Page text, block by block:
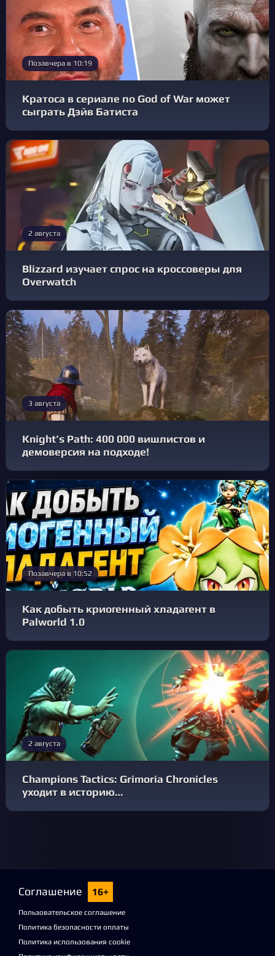
Позавчера в 10:19
Кратоса в сериале по God of War может
сыграть Дэйв Батиста
2 августа
Blizzard изучает спрос на кроссоверы для
Overwatch
3 августа
Knight’s Path: 400 000 вишлистов и
демоверсия на подходе!
Позавчера в 10:52
Как добыть криогенный хладагент в
Palworld 1.0
2 августа
Champions Tactics: Grimoria Chronicles
уходит в историю…
Соглашение 16+
Пользовательское соглашение
Политика безопасности оплаты
Политика использования cookie